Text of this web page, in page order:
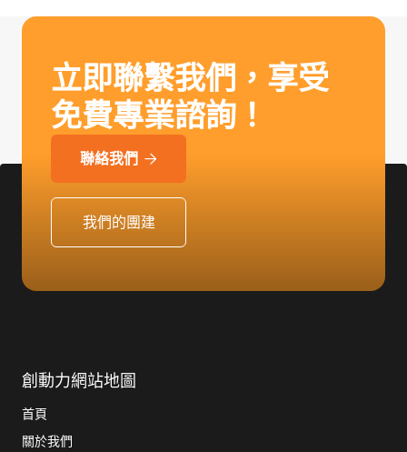
立即聯繫我們，享受
免費專業諮詢！
聯絡我們 
我們的團建
創動力網站地圖
首頁
關於我們